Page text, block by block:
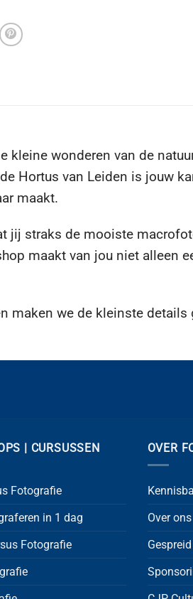
wonderen van de
Hortus van Leiden is jouw
maakt.
straks de mooiste
maakt van jou niet alleen
maken we de kleinste details
| CURSUSSEN
Fotografie
in 1 dag
Fotografie
OVER
Over ons